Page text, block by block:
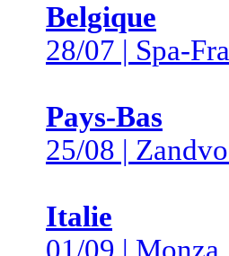
Belgique
28/07 | Spa-
Pays-Bas
25/08 |
Italie